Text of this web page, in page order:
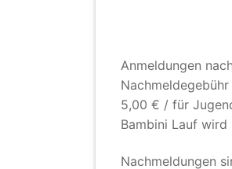
Anmeldungen
5,00 € / für
Bambini Lauf wird
Nachmeldungen